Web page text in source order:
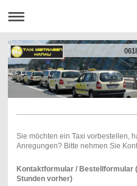
Sie möchten ein Taxi vorbestellen,
Anregungen? Bitte nehmen Sie
Kontaktformular / Bestellformular
Stunden vorher)